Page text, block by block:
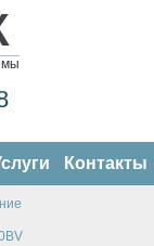
Контакты